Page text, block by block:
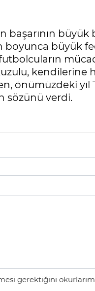
büyük
boyunca büyük
kendilerine
önümüzdeki yıl
sözünü verdi.
gerektiğini